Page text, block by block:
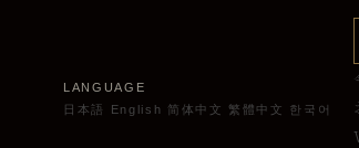
LANGUAGE
日本語
English 简体中文 繁體中文 한국어